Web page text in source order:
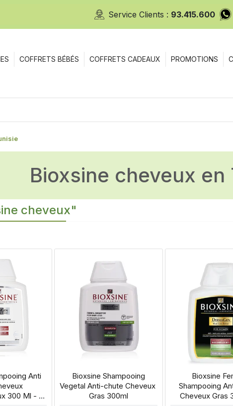
Service Clients : 93.415.600
COFFRETS BÉBÉS COFFRETS CADEAUX PROMOTIONS
bioxsine cheveux en
cheveux"
Anti
300 Ml -
Bioxsine Shampooing
Vegetal Anti-chute Cheveux
Gras 300ml
Bioxsine
Shampooing
Cheveux Gras